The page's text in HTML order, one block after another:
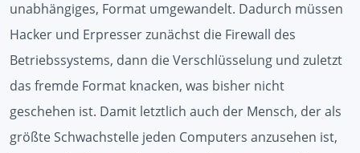
unabhängiges, Format umgewandelt. Dadurch müssen
Hacker und Erpresser zunächst die Firewall des
Betriebssystems, dann die Verschlüsselung und zuletzt
das fremde Format knacken, was bisher nicht
geschehen ist. Damit letztlich auch der Mensch, der als
größte Schwachstelle jeden Computers anzusehen ist,